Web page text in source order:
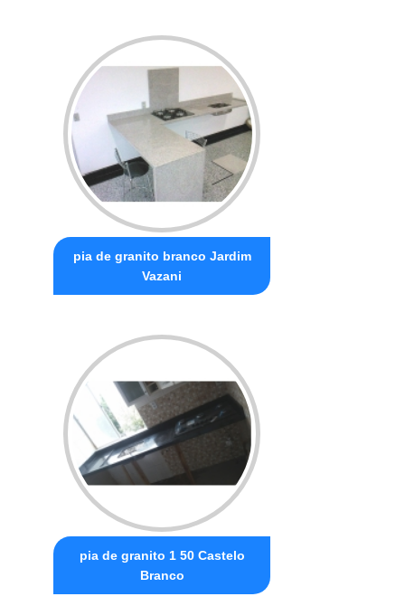
pia de granito branco Jardim
Vazani
pia de granito 1 50 Castelo
Branco